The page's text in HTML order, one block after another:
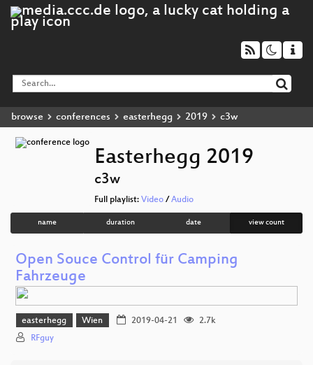
browse conferences easterhegg 2019 c3w
Easterhegg 2019
c3w
Full playlist: Video / Audio
name duration date view count
Open Souce Control für Camping
Fahrzeuge
easterhegg Wien 2019-04-21
2.7k
RFguy